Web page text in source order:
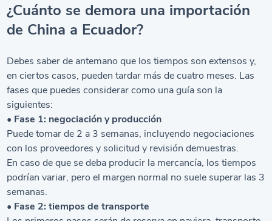
¿Cuánto se demora una importación
de China a Ecuador?
Debes saber de antemano que los tiempos son extensos y,
en ciertos casos, pueden tardar más de cuatro meses. Las
fases que puedes considerar como una guía son la
siguientes:
• Fase 1: negociación y producción
Puede tomar de 2 a 3 semanas, incluyendo negociaciones
con los proveedores y solicitud y revisión demuestras.
En caso de que se deba producir la mercancía, los tiempos
podrían variar, pero el margen normal no suele superar las 3
semanas.
• Fase 2: tiempos de transporte